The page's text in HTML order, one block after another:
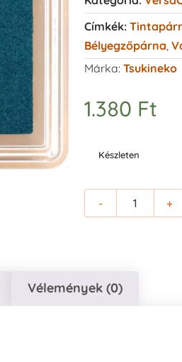
Címkék:
Bélyegzőpárna
Márka: Tsukineko
1.380 Ft
Készleten
- +
Vélemények (0)